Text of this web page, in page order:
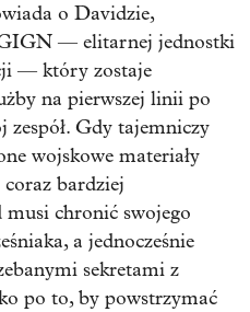
o Davidzie,
— elitarnej jednostki
— który zostaje
na pierwszej linii po
zespół. Gdy tajemniczy
wojskowe materiały
bardziej
chronić swojego
a jednocześnie
sekretami z
po to, by powstrzymać